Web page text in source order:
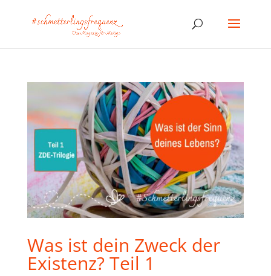
Was ist dein Zweck der
Existenz? Teil 1